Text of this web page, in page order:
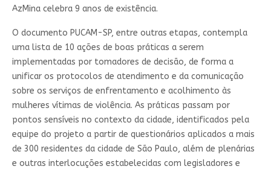
AzMina celebra 9 anos de existência.
O documento PUCAM-SP, entre outras etapas, contempla
uma lista de 10 ações de boas práticas a serem
implementadas por tomadores de decisão, de forma a
unificar os protocolos de atendimento e da comunicação
sobre os serviços de enfrentamento e acolhimento às
mulheres vítimas de violência. As práticas passam por
pontos sensíveis no contexto da cidade, identificados pela
equipe do projeto a partir de questionários aplicados a mais
de 300 residentes da cidade de São Paulo, além de plenárias
e outras interlocuções estabelecidas com legisladores e